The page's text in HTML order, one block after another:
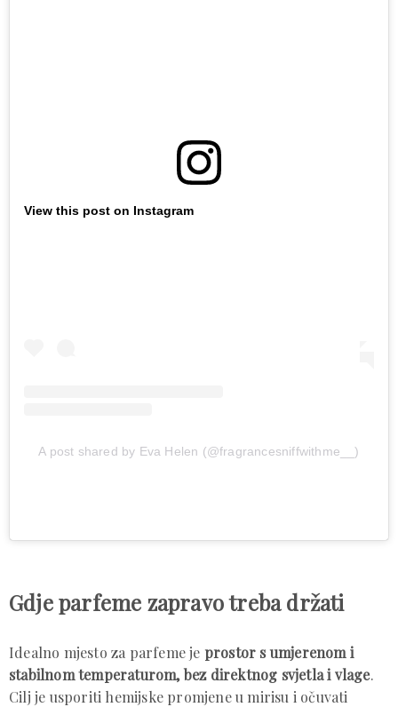
View this post on Instagram
A post shared by Eva Helen (@fragrancesniffwithme__)
Gdje parfeme zapravo treba držati
Idealno mjesto za parfeme je prostor s umjerenom i
stabilnom temperaturom, bez direktnog svjetla i vlage.
Cilj je usporiti hemijske promjene u mirisu i očuvati